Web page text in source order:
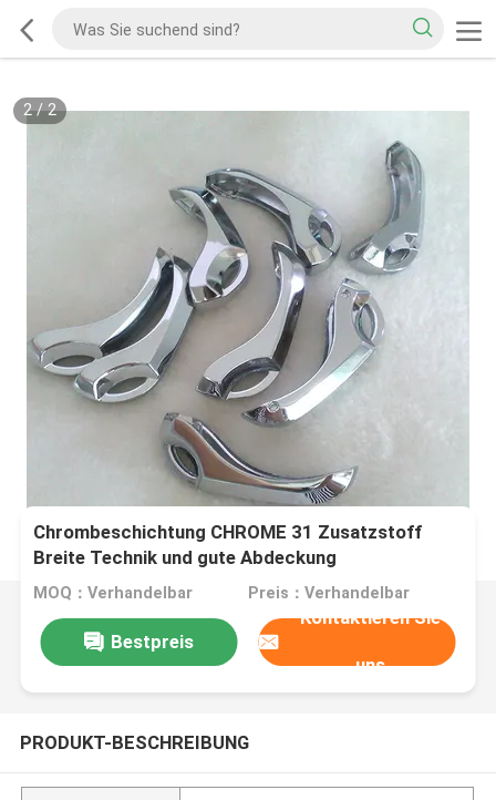
2/2
Chrombeschichtung CHROME 31 Zusatzstoff
Breite Technik und gute Abdeckung
MOQ：Verhandelbar Preis：Verhandelbar
Bestpreis
Kontaktieren Sie
uns
PRODUKT-BESCHREIBUNG